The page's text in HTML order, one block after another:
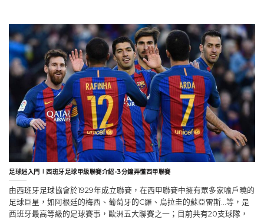
足球迷入門∣西班牙足球甲級聯賽介紹-3分鐘弄懂西甲聯賽
由西班牙足球協會於1929年成立聯賽，在西甲聯賽中擁有眾多家喻戶曉的
足球巨星，如阿根廷的梅西、葡萄牙的C羅、烏拉圭的蘇亞雷斯…等，是
西班牙最高等級的足球賽事，歐洲五大聯賽之一；目前共有20支球隊，